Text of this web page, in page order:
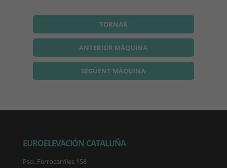
TORNAR
ANTERIOR MÀQUINA
SEGÜENT MÀQUINA
EUROELEVACIÓN CATALUÑA
Pso. Ferrocarriles 158